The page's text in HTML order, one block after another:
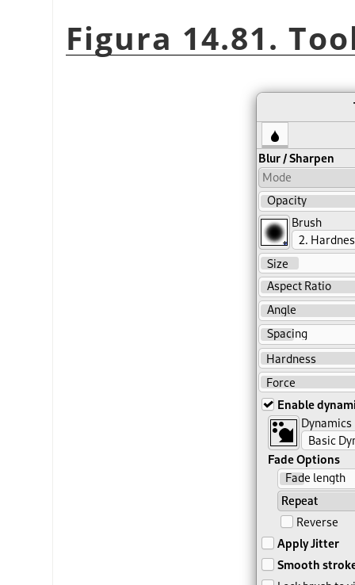
Figura 14.81.